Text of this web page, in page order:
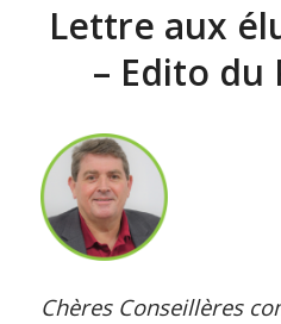
Lettre aux
– Edito du
Chères Conseillères